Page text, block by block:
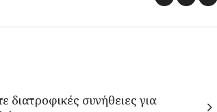
διατροφικές συνήθειες για